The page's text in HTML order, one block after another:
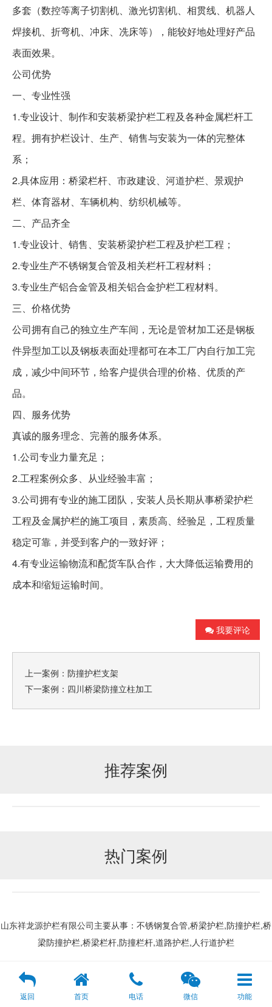
多套（数控等离子切割机、激光切割机、相贯线、机器人
焊接机、折弯机、冲床、冼床等），能较好地处理好产品
表面效果。
公司优势
一、专业性强
1.专业设计、制作和安装桥梁护栏工程及各种金属栏杆工
程。拥有护栏设计、生产、销售与安装为一体的完整体
系；
2.具体应用：桥梁栏杆、市政建设、河道护栏、景观护
栏、体育器材、车辆机构、纺织机械等。
二、产品齐全
1.专业设计、销售、安装桥梁护栏工程及护栏工程；
2.专业生产不锈钢复合管及相关栏杆工程材料；
3.专业生产铝合金管及相关铝合金护栏工程材料。
三、价格优势
公司拥有自己的独立生产车间，无论是管材加工还是钢板
件异型加工以及钢板表面处理都可在本工厂内自行加工完
成，减少中间环节，给客户提供合理的价格、优质的产
品。
四、服务优势
真诚的服务理念、完善的服务体系。
1.公司专业力量充足；
2.工程案例众多、从业经验丰富；
3.公司拥有专业的施工团队，安装人员长期从事桥梁护栏
工程及金属护栏的施工项目，素质高、经验足，工程质量
稳定可靠，并受到客户的一致好评；
4.有专业运输物流和配货车队合作，大大降低运输费用的
成本和缩短运输时间。
我要评论
上一案例： 防撞护栏支架
下一案例： 四川桥梁防撞立柱加工
推荐案例
热门案例
山东祥龙源护栏有限公司 主要从事：不锈钢复合管,桥梁护栏,防撞护栏,桥
梁防撞护栏,桥梁栏杆,防撞栏杆,道路护栏,人行道护栏
返回 首页 电话 微信 功能